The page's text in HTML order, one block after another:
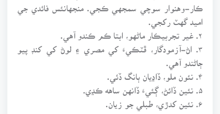
ڪار-وهنوار سوچي سمجهي ڪجي. منجهانئس فائدي جي
اميد گهٽ رکجي.
۳. اڻ-آزمودگار، ڦٽڪيءَ کي مصري ۽ لوڻ کي کنڊ پيو
ڄاڻندو آهي.
۴. نئون ملو، ڏاڍيان ٻانگ ڏئي.